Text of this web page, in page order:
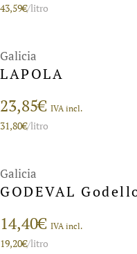
43,59€/litro
Galicia
LAPOLA
23,85€ IVA incl.
31,80€/litro
Galicia
GODEVAL
14,40€ IVA incl.
19,20€/litro